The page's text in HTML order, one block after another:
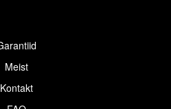
Meist
Kontakt